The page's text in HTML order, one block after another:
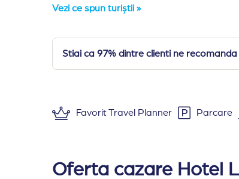
Vezi ce spun turiștii »
Stiai ca 97% dintre clienti ne
Favorit Travel Planner Parcare
Oferta cazare Hotel